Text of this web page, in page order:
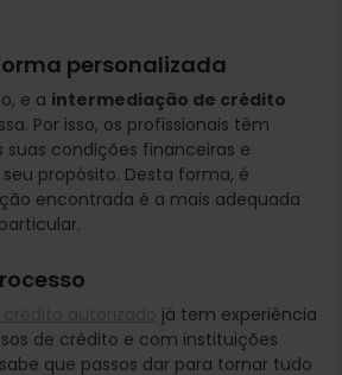
personalizada
e a intermediação de crédito
Por isso, os profissionais têm
condições financeiras e
propósito. Desta forma, é
encontrada é a mais adequada
já tem experiência
de crédito e com instituições
que passos dar para tornar tudo